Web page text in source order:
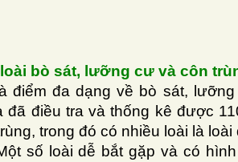
bò sát, lưỡng cư và côn
điểm đa dạng về bò sát,
đã điều tra và thống kê được
trong đó có nhiều loài là
số loài dễ bắt gặp và có